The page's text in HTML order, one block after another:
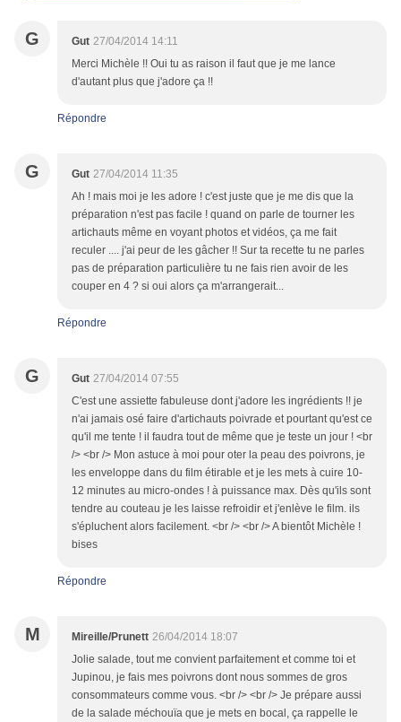
G Gut 27/04/2014 14:11
Merci Michèle !! Oui tu as raison il faut que je me lance
d'autant plus que j'adore ça !!
Répondre
G Gut 27/04/2014 11:35
Ah ! mais moi je les adore ! c'est juste que je me dis que la
préparation n'est pas facile ! quand on parle de tourner les
artichauts même en voyant photos et vidéos, ça me fait
reculer .... j'ai peur de les gâcher !! Sur ta recette tu ne parles
pas de préparation particulière tu ne fais rien avoir de les
couper en 4 ? si oui alors ça m'arrangerait...
Répondre
G Gut 27/04/2014 07:55
C'est une assiette fabuleuse dont j'adore les ingrédients !! je
n'ai jamais osé faire d'artichauts poivrade et pourtant qu'est ce
qu'il me tente ! il faudra tout de même que je teste un jour ! <br
/> <br /> Mon astuce à moi pour oter la peau des poivrons, je
les enveloppe dans du film étirable et je les mets à cuire 10-
12 minutes au micro-ondes ! à puissance max. Dès qu'ils sont
tendre au couteau je les laisse refroidir et j'enlève le film. ils
s'épluchent alors facilement. <br /> <br /> A bientôt Michèle !
bises
Répondre
M Mireille/Prunett 26/04/2014 18:07
Jolie salade, tout me convient parfaitement et comme toi et
Jupinou, je fais mes poivrons dont nous sommes de gros
consommateurs comme vous. <br /> <br /> Je prépare aussi
de la salade méchouïa que je mets en bocal, ça rappelle le